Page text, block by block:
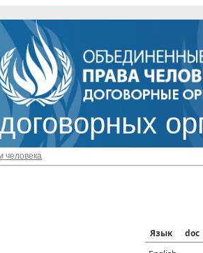
человека
Язык
doc